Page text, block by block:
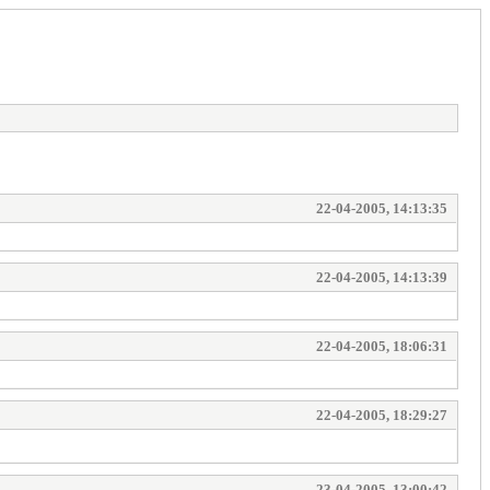
22-04-2005, 14:13:35
22-04-2005, 14:13:39
22-04-2005, 18:06:31
22-04-2005, 18:29:27